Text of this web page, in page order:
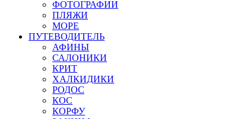
ФОТОГРАФИИ
ПЛЯЖИ
МОРЕ
ПУТЕВОДИТЕЛЬ
АФИНЫ
САЛОНИКИ
КРИТ
ХАЛКИДИКИ
РОДОС
КОС
КОРФУ